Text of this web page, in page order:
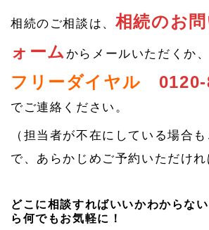
相続のご相談は、 相続のお
ォーム からメールいただくか、
フリーダイヤル
でご連絡ください。
（担当者が不在にしている場合
で、あらかじめご予約いただけれ
どこに相談すればいいかわからな
ら何でもお気軽に！